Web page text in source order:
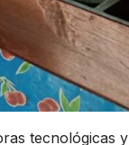
tecnológicas y